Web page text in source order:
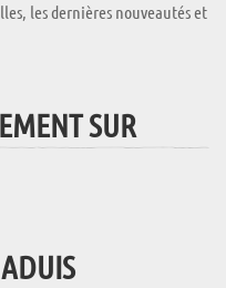
les dernières nouveautés et
SUR